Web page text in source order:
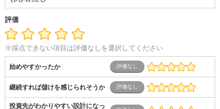
評価
※採点できない項目は評価なしを選択してください
始めやすかったか
継続すれば儲けを感じられそうか
投資先がわかりやすい設計になっ